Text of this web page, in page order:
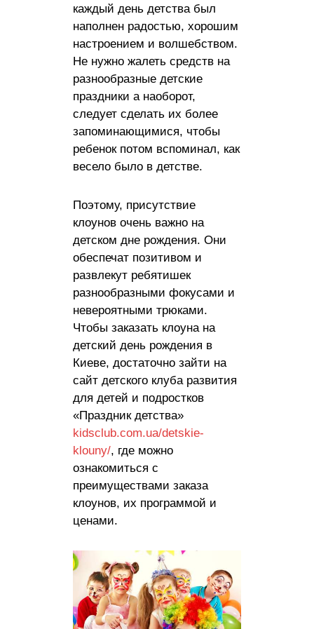
каждый день детства был
наполнен радостью, хорошим
настроением и волшебством.
Не нужно жалеть средств на
разнообразные детские
праздники а наоборот,
следует сделать их более
запоминающимися, чтобы
ребенок потом вспоминал, как
весело было в детстве.
Поэтому, присутствие
клоунов очень важно на
детском дне рождения. Они
обеспечат позитивом и
развлекут ребятишек
разнообразными фокусами и
невероятными трюками.
Чтобы заказать клоуна на
детский день рождения в
Киеве, достаточно зайти на
сайт детского клуба развития
для детей и подростков
«Праздник детства»
kidsclub.com.ua/detskie-
klouny/, где можно
ознакомиться с
преимуществами заказа
клоунов, их программой и
ценами.